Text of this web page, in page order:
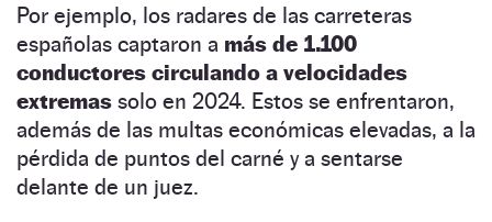
Por ejemplo, los radares de las carreteras
españolas captaron a más de 1.100
conductores circulando a velocidades
extremas solo en 2024. Estos se enfrentaron,
además de las multas económicas elevadas, a la
pérdida de puntos del carné y a sentarse
delante de un juez.